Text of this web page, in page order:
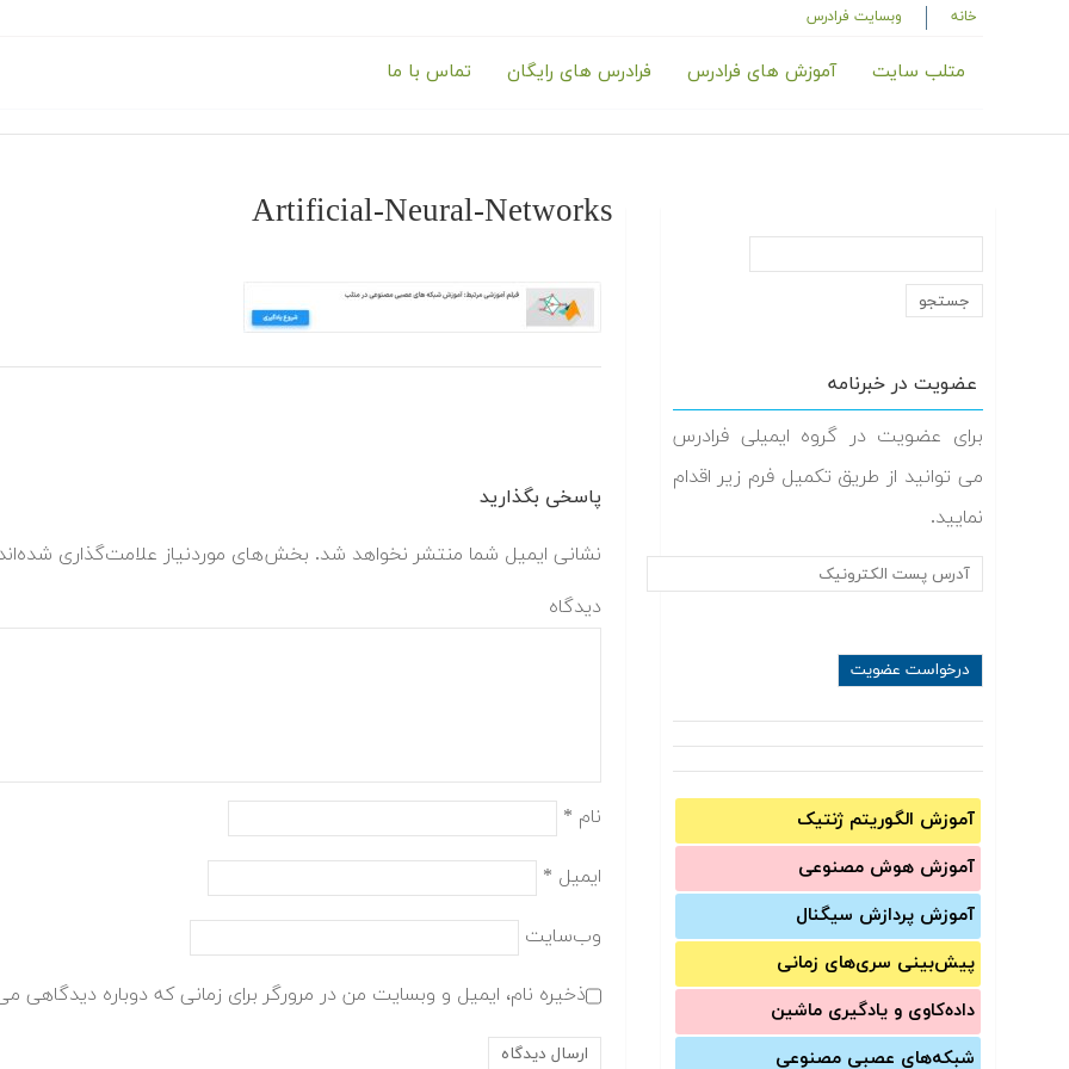
خانه وبسایت فرادرس
متلب سایت آموزش های فرادرس فرادرس های رایگان تماس با ما
عضویت در خبرنامه
برای عضویت در گروه ایمیلی فرادرس
می توانید از طریق تکمیل فرم زیر اقدام
نمایید.
آموزش الگوریتم ژنتیک
آموزش‌ هوش مصنوعی
آموزش‌ پردازش سیگنال
پیش‌‌بینی سری‌‌های زمانی
داده‌کاوی و یادگیری ماشین
شبکه‌های عصبی مصنوعی
Artificial-Neural-Networks
پاسخی بگذارید
نشانی ایمیل شما منتشر نخواهد شد. بخش‌های موردنیاز علامت‌گذاری
دیدگاه
نام *
ایمیل *
وب‌سایت
ذخیره نام، ایمیل و وبسایت من در مرورگر برای زمانی که دوباره دیدگاهی